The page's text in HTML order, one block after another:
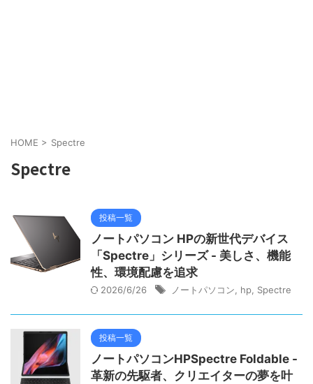
HOME > Spectre
Spectre
投稿一覧
ノートパソコン HPの新世代デバイス
「Spectre」シリーズ - 美しさ、機能
性、環境配慮を追求
2026/6/26 ノートパソコン hp Spectre
投稿一覧
ノートパソコンHPSpectre Foldable -
革新の先駆者、クリエイターの夢を叶